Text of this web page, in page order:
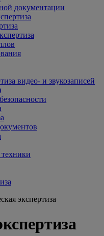
документации
видео- и звукозаписей
экспертиза